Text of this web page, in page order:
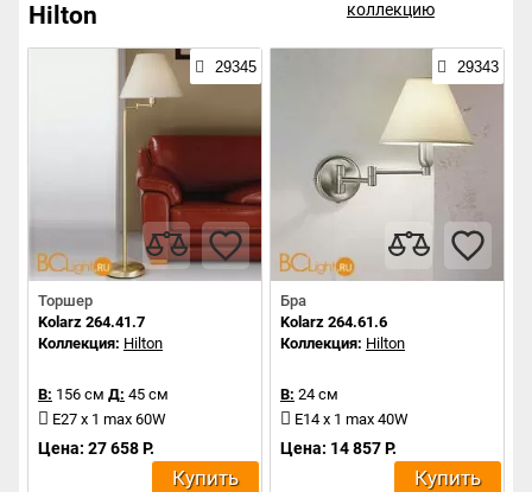
Hilton
коллекцию
29345
Торшер
Kolarz 264.41.7
Коллекция: Hilton
В: 156 см Д: 45 см
E27 x 1 max 60W
Цена: 27 658 Р.
Купить
29343
Бра
Kolarz 264.61.6
Коллекция: Hilton
В: 24 см
E14 x 1 max 40W
Цена: 14 857 Р.
Купить